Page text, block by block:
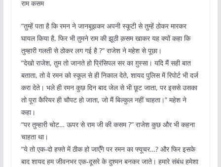
राम कसम
“तुम्हें पता है कि रमन ने जानबूझकर अपनी स्कूटी से तुम्हें ठोकर मारकर
घायल किया है, फिर भी तुमने राम की झूठी क़सम खाकर यह क्यों कहा कि
तुम्हारी गलती से ठोकर लग गई है ?” राजेश ने महेश से पूछा।
“देखो राजेश, तुम तो जानते हो प्रिंसिपल सर का ग़ुस्सा। यदि मैं सही बात
बताता, तो वे रमन को स्कूल से ही निकाल देते, शायद पुलिस में रिपोर्ट भी दर्ज
करा देते। भले ही रमन कुछ दिन बाद जेल से भी छूट जाता, पर इससे उसका
तो पूरा कैरियर ही चौपट हो जाता, जो मैं बिल्कुल नहीं चाहता।” महेश ने
कहा।
“पर तुम्हारी चोट… ऊपर से राम जी की कसम ?” राजेश कुछ और भी कहना
चाहता था।
“ये तो एक-दो हफ्ते में ठीक हो जाएंँगे पर रमन का फ्यूचर…? और फिर इसके
बाद शायद हम जीवनभर एक-दूसरे के दुश्मन बनकर जाते। हमारे संबंध हमेशा